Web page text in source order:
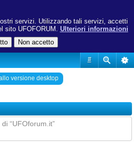
servizi. Utilizzando tali servizi, accetti
sito UFOFORUM. Ulteriori informazioni
#
versione desktop
“UFOforum.it”